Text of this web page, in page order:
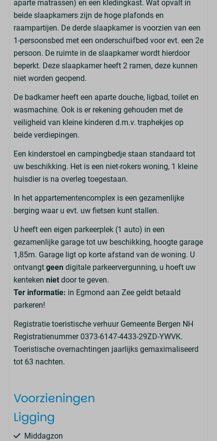
aparte matrassen) en een kledingkast. Wat opvalt in
beide slaapkamers zijn de hoge plafonds en
raampartijen. De derde slaapkamer is voorzien van een
1-persoonsbed met een onderschuifbed voor evt. een 2e
persoon. De ruimte in de slaapkamer wordt hierdoor
beperkt. Deze slaapkamer heeft 2 ramen, deze kunnen
niet worden geopend.
De badkamer heeft een aparte douche, ligbad, toilet en
wasmachine. Ook is er rekening gehouden met de
veiligheid van kleine kinderen d.m.v. traphekjes op
beide verdiepingen.
Een kinderstoel en campingbedje staan standaard tot
uw beschikking. Het is een niet-rokers woning, 1 kleine
huisdier is na overleg toegestaan.
In het appartementencomplex is een gezamenlijke
berging waar u evt. uw fietsen kunt stallen.
U heeft een eigen parkeerplek (1 auto) in een
gezamenlijke garage tot uw beschikking, hoogte garage
1,85m. Garage ligt op korte afstand van de woning. U
ontvangt geen digitale parkeervergunning, u hoeft uw
kenteken niet door te geven.
Ter informatie: in Egmond aan Zee geldt betaald
parkeren!
Registratie toeristische verhuur Gemeente Bergen NH
Registratienummer 0373-6147-4433-29ZD-YWVK.
Toeristische overnachtingen jaarlijks gemaximaliseerd
tot 63 nachten.
Voorzieningen
Ligging
Middagzon